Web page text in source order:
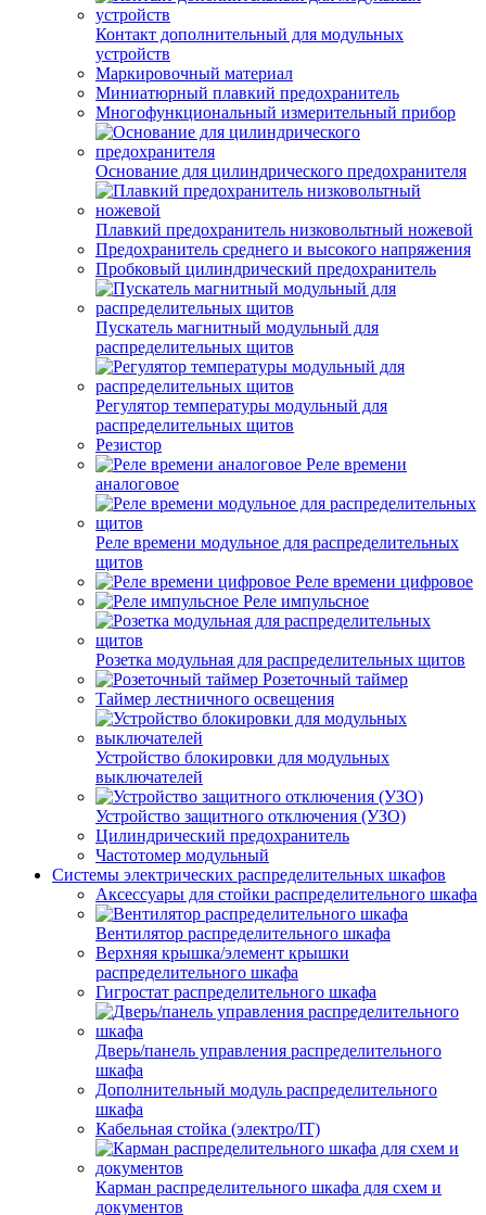
Контакт дополнительный для модульных
устройств
Маркировочный материал
Миниатюрный плавкий предохранитель
Многофункциональный измерительный прибор
Основание для цилиндрического предохранителя
Плавкий предохранитель низковольтный ножевой
Предохранитель среднего и высокого напряжения
Пробковый цилиндрический предохранитель
Пускатель магнитный модульный для
распределительных щитов
Регулятор температуры модульный для
распределительных щитов
Резистор
Реле времени
аналоговое
Реле времени модульное для распределительных
щитов
Реле времени цифровое
Реле импульсное
Розетка модульная для распределительных щитов
Розеточный таймер
Таймер лестничного освещения
Устройство блокировки для модульных
выключателей
Устройство защитного отключения (УЗО)
Цилиндрический предохранитель
Частотомер модульный
Системы электрических распределительных шкафов
Аксессуары для стойки распределительного шкафа
Вентилятор распределительного шкафа
Верхняя крышка/элемент крышки
распределительного шкафа
Гигростат распределительного шкафа
Дверь/панель управления распределительного
шкафа
Дополнительный модуль распределительного
шкафа
Кабельная стойка (электро/IT)
Карман распределительного шкафа для схем и
документов